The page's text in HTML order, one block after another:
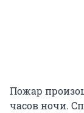
Пожар
часов ночи.